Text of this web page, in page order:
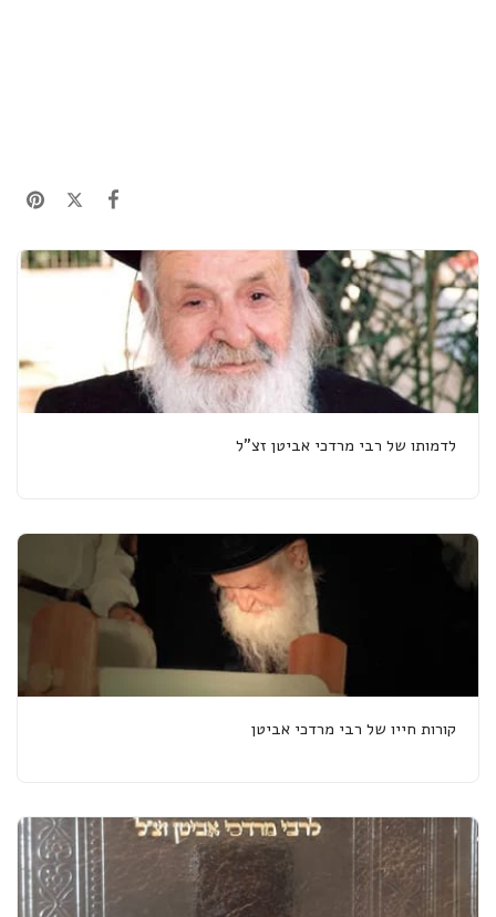
לדמותו של רבי מרדכי אביטן זצ"ל
קורות חייו של רבי מרדכי אביטן